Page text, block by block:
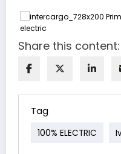
Share this content:
Tag
100% ELECTRIC